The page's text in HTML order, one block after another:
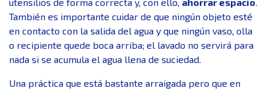
También es importante cuidar de que ningún objeto esté
en contacto con la salida del agua y que ningún vaso, olla
o recipiente quede boca arriba; el lavado no servirá para
nada si se acumula el agua llena de suciedad.
Una práctica que está bastante arraigada pero que en